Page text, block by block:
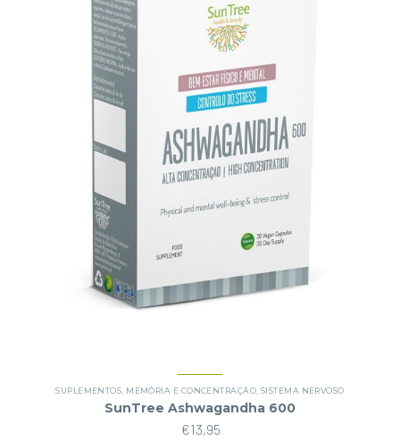
SUPLEMENTOS, MEMÓRIA E CONCENTRAÇÃO, SISTEMA NERVOSO
SunTree Ashwagandha 600
€13,95